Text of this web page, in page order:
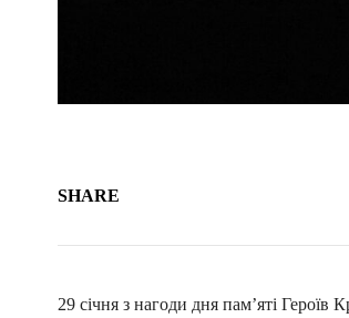
SHARE
29 січня з нагоди дня пам’яті Героїв